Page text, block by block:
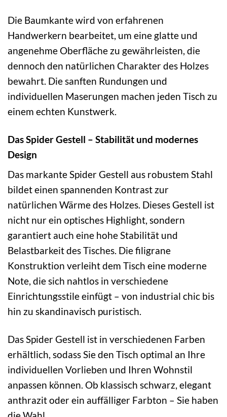
Die Baumkante wird von erfahrenen
Handwerkern bearbeitet, um eine glatte und
angenehme Oberfläche zu gewährleisten, die
dennoch den natürlichen Charakter des Holzes
bewahrt. Die sanften Rundungen und
individuellen Maserungen machen jeden Tisch zu
einem echten Kunstwerk.
Das Spider Gestell – Stabilität und modernes
Design
Das markante Spider Gestell aus robustem Stahl
bildet einen spannenden Kontrast zur
natürlichen Wärme des Holzes. Dieses Gestell ist
nicht nur ein optisches Highlight, sondern
garantiert auch eine hohe Stabilität und
Belastbarkeit des Tisches. Die filigrane
Konstruktion verleiht dem Tisch eine moderne
Note, die sich nahtlos in verschiedene
Einrichtungsstile einfügt – von industrial chic bis
hin zu skandinavisch puristisch.
Das Spider Gestell ist in verschiedenen Farben
erhältlich, sodass Sie den Tisch optimal an Ihre
individuellen Vorlieben und Ihren Wohnstil
anpassen können. Ob klassisch schwarz, elegant
anthrazit oder ein auffälliger Farbton – Sie haben